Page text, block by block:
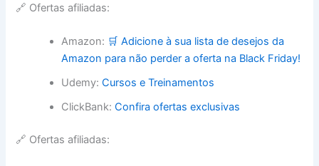
🔗 Ofertas afiliadas:
Amazon: 🛒 Adicione à sua lista de desejos da
Amazon para não perder a oferta na Black Friday!
Udemy:Cursos e Treinamentos
ClickBank:Confira ofertas exclusivas
🔗 Ofertas afiliadas: